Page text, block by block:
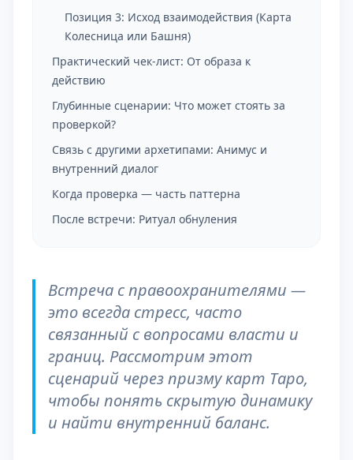
Позиция 3: Исход взаимодействия (Карта
Колесница или Башня)
Практический чек-лист: От образа к
действию
Глубинные сценарии: Что может стоять за
проверкой?
Связь с другими архетипами: Анимус и
внутренний диалог
Когда проверка — часть паттерна
После встречи: Ритуал обнуления
Встреча с правоохранителями —
это всегда стресс, часто
связанный с вопросами власти и
границ. Рассмотрим этот
сценарий через призму карт Таро,
чтобы понять скрытую динамику
и найти внутренний баланс.